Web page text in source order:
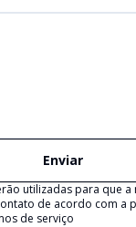
Enviar
utilizadas para que a
de acordo com a
de serviço